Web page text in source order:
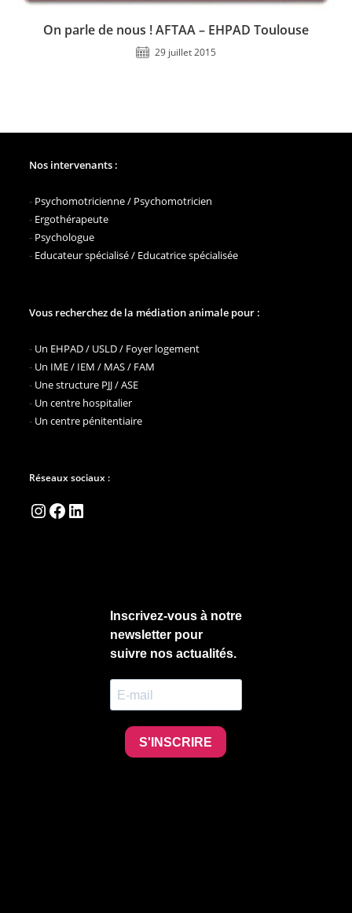
On parle de nous ! AFTAA – EHPAD Toulouse
29 juillet 2015
Nos intervenants :
- Psychomotricienne / Psychomotricien
- Ergothérapeute
- Psychologue
- Educateur spécialisé / Educatrice spécialisée
Vous recherchez de la médiation animale pour :
- Un EHPAD / USLD / Foyer logement
- Un IME / IEM / MAS / FAM
- Une structure PJJ / ASE
- Un centre hospitalier
- Un centre pénitentiaire
Réseaux sociaux :
Instagram
Facebook
LinkedIn